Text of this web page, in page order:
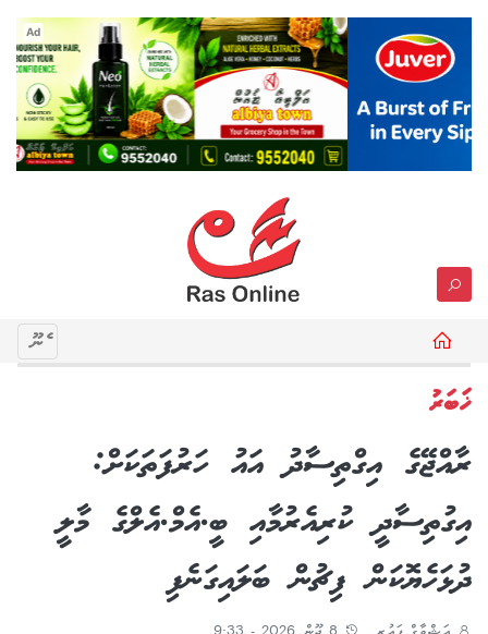
Ad
މެނޫ
ޚަބަރު
ރާއްޖޭގެ އިގްތިސާދު އައު ހަރުފަތަކަށް:
އިގުތިސާދީ ކުރިއެރުމާއި ބީ.އެމް.އެލްގެ މާލީ
ދުޅަހެޔޮކަން ފިޗުން ބަލައިގަނެފި